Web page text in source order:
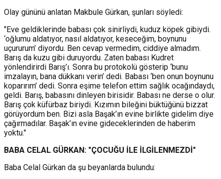
Olay gününü anlatan Makbule Gürkan, şunları söyledi:
"Eve geldiklerinde babası çok sinirliydi, kuduz köpek gibiydi.
‘oğlumu aldatıyor, nasıl aldatıyor, keseceğim, boynunu
uçururum’ diyordu. Ben cevap vermedim, ciddiye almadım.
Barış da kuzu gibi duruyordu. Zaten babası Kudret
yönlendirirdi Barış’ı. Sonra bu protokolü gösterip ‘bunu
imzalayın, bana dükkanı verin’ dedi. Babası ‘ben onun boynunu
koparırım’ dedi. Sonra eşime telefon ettim sağlık ocağındaydı,
geldi. Barış, babasını dinleyen birisidir. Babası ne derse o olur.
Barış çok küfürbaz biriydi. Kızımın bileğini büktüğünü bizzat
görüyordum ben. Bizi asla Başak’ın evine birlikte gidelim diye
çağırmadılar. Başak’ın evine gideceklerinden de haberim
yoktu."
BABA CELAL GÜRKAN: "ÇOCUĞU İLE İLGİLENMEZDİ"
Baba Celal Gürkan da şu beyanlarda bulundu: